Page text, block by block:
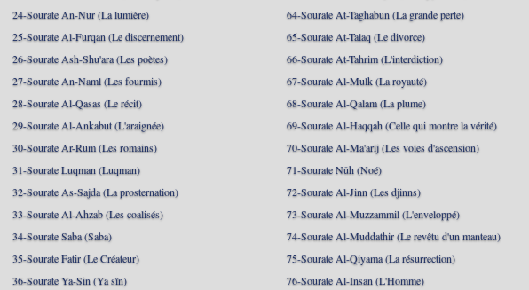
24-Sourate An-Nur (La lumière)
25-Sourate Al-Furqan (Le discernement)
26-Sourate Ash-Shu'ara (Les poètes)
27-Sourate An-Naml (Les fourmis)
28-Sourate Al-Qasas (Le récit)
29-Sourate Al-Ankabut (L'araignée)
30-Sourate Ar-Rum (Les romains)
31-Sourate Luqman (Luqman)
32-Sourate As-Sajda (La prosternation)
33-Sourate Al-Ahzab (Les coalisés)
34-Sourate Saba (Saba)
35-Sourate Fatir (Le Créateur)
36-Sourate Ya-Sin (Ya sîn)
64-Sourate At-Taghabun (La grande perte)
65-Sourate At-Talaq (Le divorce)
66-Sourate At-Tahrim (L'interdiction)
67-Sourate Al-Mulk (La royauté)
68-Sourate Al-Qalam (La plume)
69-Sourate Al-Haqqah (Celle qui montre la vérité)
70-Sourate Al-Ma'arij (Les voies d'ascension)
71-Sourate Nûh (Noé)
72-Sourate Al-Jinn (Les djinns)
73-Sourate Al-Muzzammil (L'enveloppé)
74-Sourate Al-Muddathir (Le revêtu d'un manteau)
75-Sourate Al-Qiyama (La résurrection)
76-Sourate Al-Insan (L'Homme)